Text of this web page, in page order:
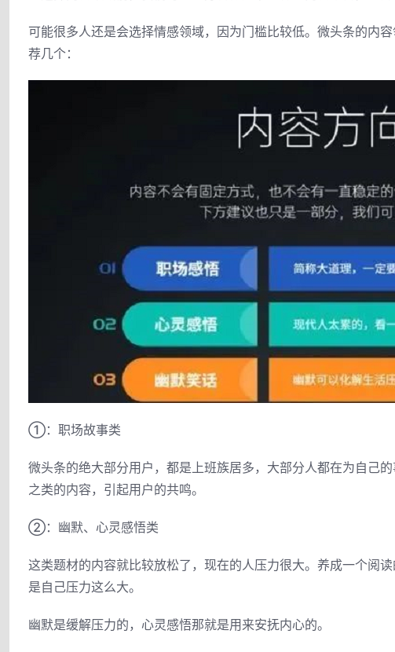
可能很多人还是会选择情感领域，因为门槛比较低。微头条的内
荐几个：
①：职场故事类
微头条的绝大部分用户，都是上班族居多，大部分人都在为自己
之类的内容，引起用户的共鸣。
②：幽默、心灵感悟类
这类题材的内容就比较放松了，现在的人压力很大。养成一个阅
是自己压力这么大。
幽默是缓解压力的，心灵感悟那就是用来安抚内心的。